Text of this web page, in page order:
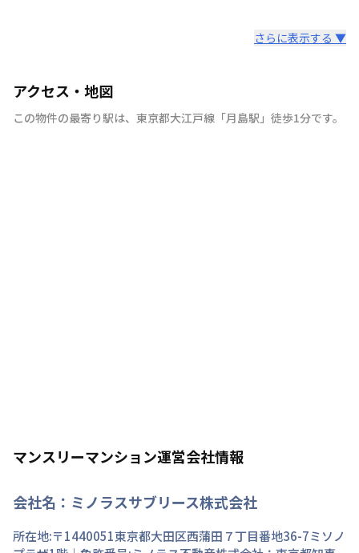
さらに表示する ▼
アクセス・地図
この物件の最寄り駅は、 東京都大江戸線 「月島駅 」 徒歩1分です。
マンスリーマンション運営会社情報
会社名： ミノラスサブリース株式会社
所在地:〒1440051東京都大田区西蒲田 ７丁目番地36-7ミソノ